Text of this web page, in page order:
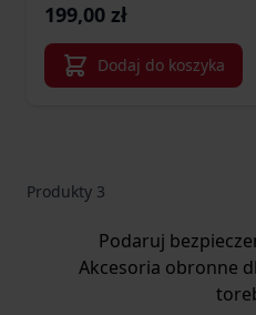
199,00 zł
Dodaj do koszyka
Produkty 3
Podaruj
Akcesoria obronne